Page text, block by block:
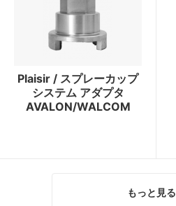
Plaisir / スプレーカップ
システム アダプタ
AVALON/WALCOM
もっと見る